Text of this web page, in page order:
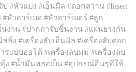
บ #หัวแบ่ง #เอ็นมิล #ดอกสว่าน #Insert
หัวอาร์เบอ #หัวอาร์เบอร์ #ลูก
งาน #ปากกาจับชิ้นงาน #แผ่นยางกัน
ลิ่ง #เครื่องลับเอ็นมิล #เครื่องลับดอก
ระบบออโต้ #เครื่องลบมุม #เครื่องลบ
ง #น้ำมันหล่อเย็น #อุปกรณ์อื่นๆที่ใช้